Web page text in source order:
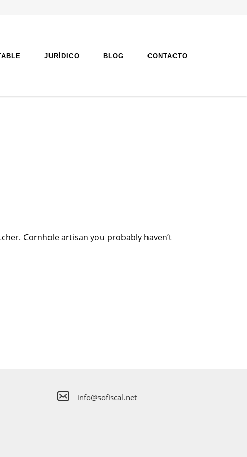
JURÍDICO BLOG CONTACTO
Cornhole artisan you probably haven’t
info@sofiscal.net